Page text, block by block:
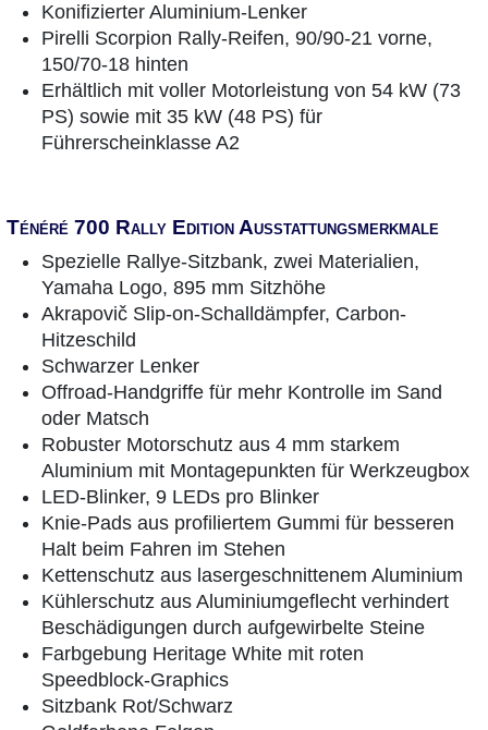
Konifizierter Aluminium-Lenker
Pirelli Scorpion Rally-Reifen, 90/90-21 vorne,
150/70-18 hinten
Erhältlich mit voller Motorleistung von 54 kW (73
PS) sowie mit 35 kW (48 PS) für
Führerscheinklasse A2
Ténéré 700 Rally Edition Ausstattungsmerkmale
Spezielle Rallye-Sitzbank, zwei Materialien,
Yamaha Logo, 895 mm Sitzhöhe
Akrapovič Slip-on-Schalldämpfer, Carbon-
Hitzeschild
Schwarzer Lenker
Offroad-Handgriffe für mehr Kontrolle im Sand
oder Matsch
Robuster Motorschutz aus 4 mm starkem
Aluminium mit Montagepunkten für Werkzeugbox
LED-Blinker, 9 LEDs pro Blinker
Knie-Pads aus profiliertem Gummi für besseren
Halt beim Fahren im Stehen
Kettenschutz aus lasergeschnittenem Aluminium
Kühlerschutz aus Aluminiumgeflecht verhindert
Beschädigungen durch aufgewirbelte Steine
Farbgebung Heritage White mit roten
Speedblock-Graphics
Sitzbank Rot/Schwarz